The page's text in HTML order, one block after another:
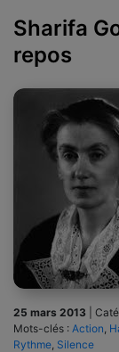
Sharifa
repos
25 mars 2013
Mots-clés : Action
Rythme Silence